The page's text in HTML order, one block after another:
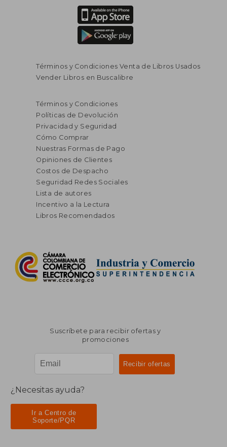
dcto. $ 90.985
Términos y Condiciones Venta de Libros Usados
Vender Libros en Buscalibre
Términos y Condiciones
Políticas de Devolución
Privacidad y Seguridad
Cómo Comprar
Nuestras Formas de Pago
Opiniones de Clientes
Costos de Despacho
Seguridad Redes Sociales
Lista de autores
Incentivo a la Lectura
Libros Recomendados
Suscríbete para recibir ofertas y
promociones
¿Necesitas ayuda?
Ir a Centro de
Soporte/PQR